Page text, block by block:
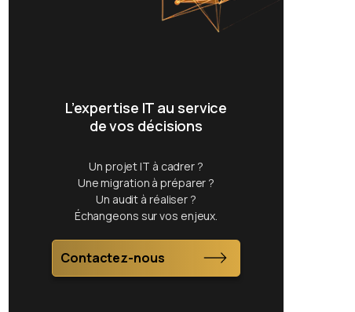
L’expertise IT au service
de vos décisions
Un projet IT à cadrer ?
Une migration à préparer ?
Un audit à réaliser ?
Échangeons sur vos enjeux.
Contactez-nous